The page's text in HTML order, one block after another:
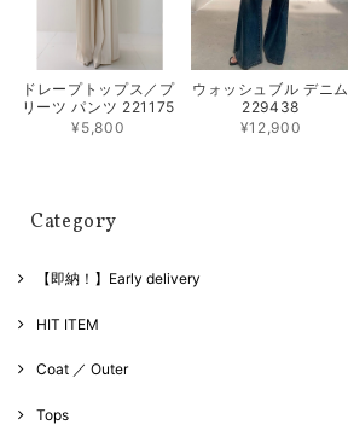
ドレープトップス／プ
リーツ パンツ 221175
¥5,800
ウォッシュブル デニム
229438
¥12,900
Category
【即納！】Early delivery
HIT ITEM
Coat ／ Outer
Tops